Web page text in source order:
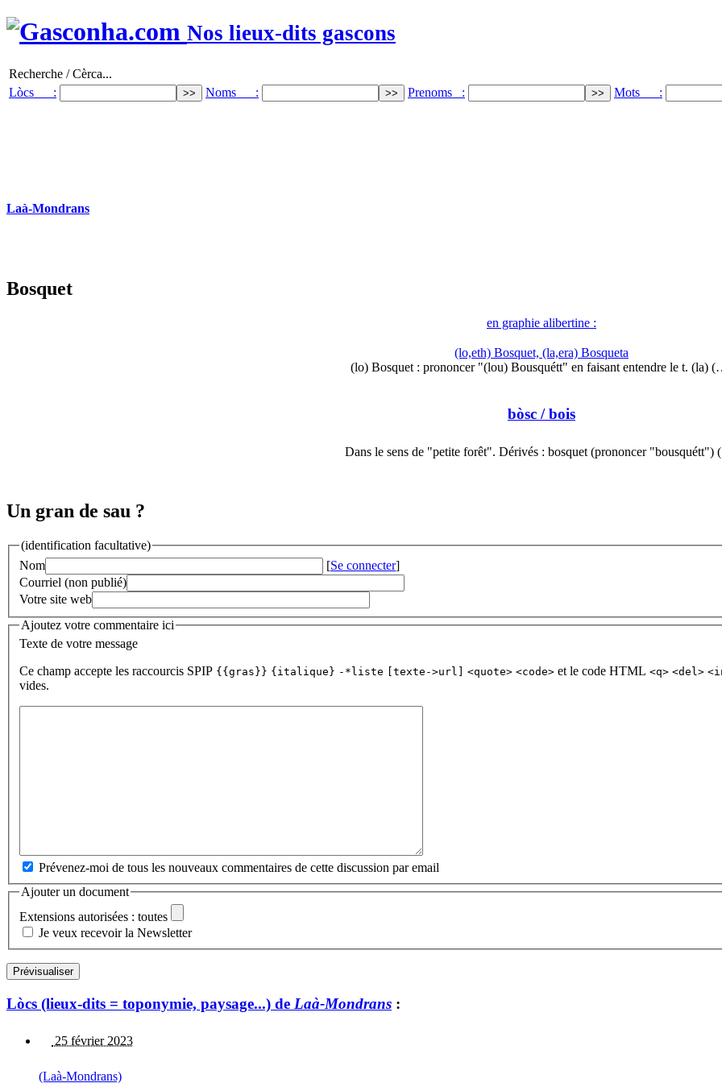
Nos lieux-dits gascons
Recherche / Cèrca...
Lòcs :
Noms : Prenoms : Mots :
Laà-Mondrans
Bosquet
en graphie alibertine :
(lo,eth) Bosquet, (la,era) Bosqueta
(lo) Bosquet : prononcer "(lou) Bousquétt" en faisant entendre le t. (la)
bòsc / bois
Dans le sens de "petite forêt". Dérivés : bosquet (prononcer
Un gran de sau ?
(identification facultative)
Nom
[Se connecter]
Courriel (non publié)
Votre site web
Ajoutez votre commentaire ici
Texte de votre message
Ce champ accepte les raccourcis SPIP {{gras}} {italique} -*liste [texte->url] <quote> <code> et le code HTML <q> <del>
vides.
Prévenez-moi de tous les nouveaux commentaires de cette discussion par email
Ajouter un document
Extensions autorisées : toutes
Je veux recevoir la Newsletter
Lòcs (lieux-dits = toponymie, paysage...) de Laà-Mondrans :
25 février 2023
(Laà-Mondrans)